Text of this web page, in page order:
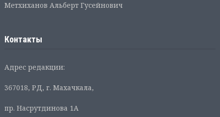
Метхиханов Альберт Гусейнович
Контакты
Адрес редакции:
367018, РД, г. Махачкала,
пр. Насрутдинова 1А